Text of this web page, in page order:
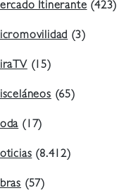
Itinerante(423)
(3)
(15)
(65)
(17)
(8.412)
(57)